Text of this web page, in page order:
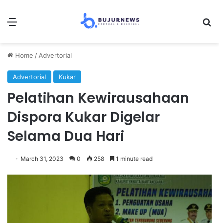
Menu
Home / Advertorial
Advertorial Kukar
Pelatihan Kewirausahaan
Dispora Kukar Digelar
Selama Dua Hari
March 31, 2023 0 258 1 minute read